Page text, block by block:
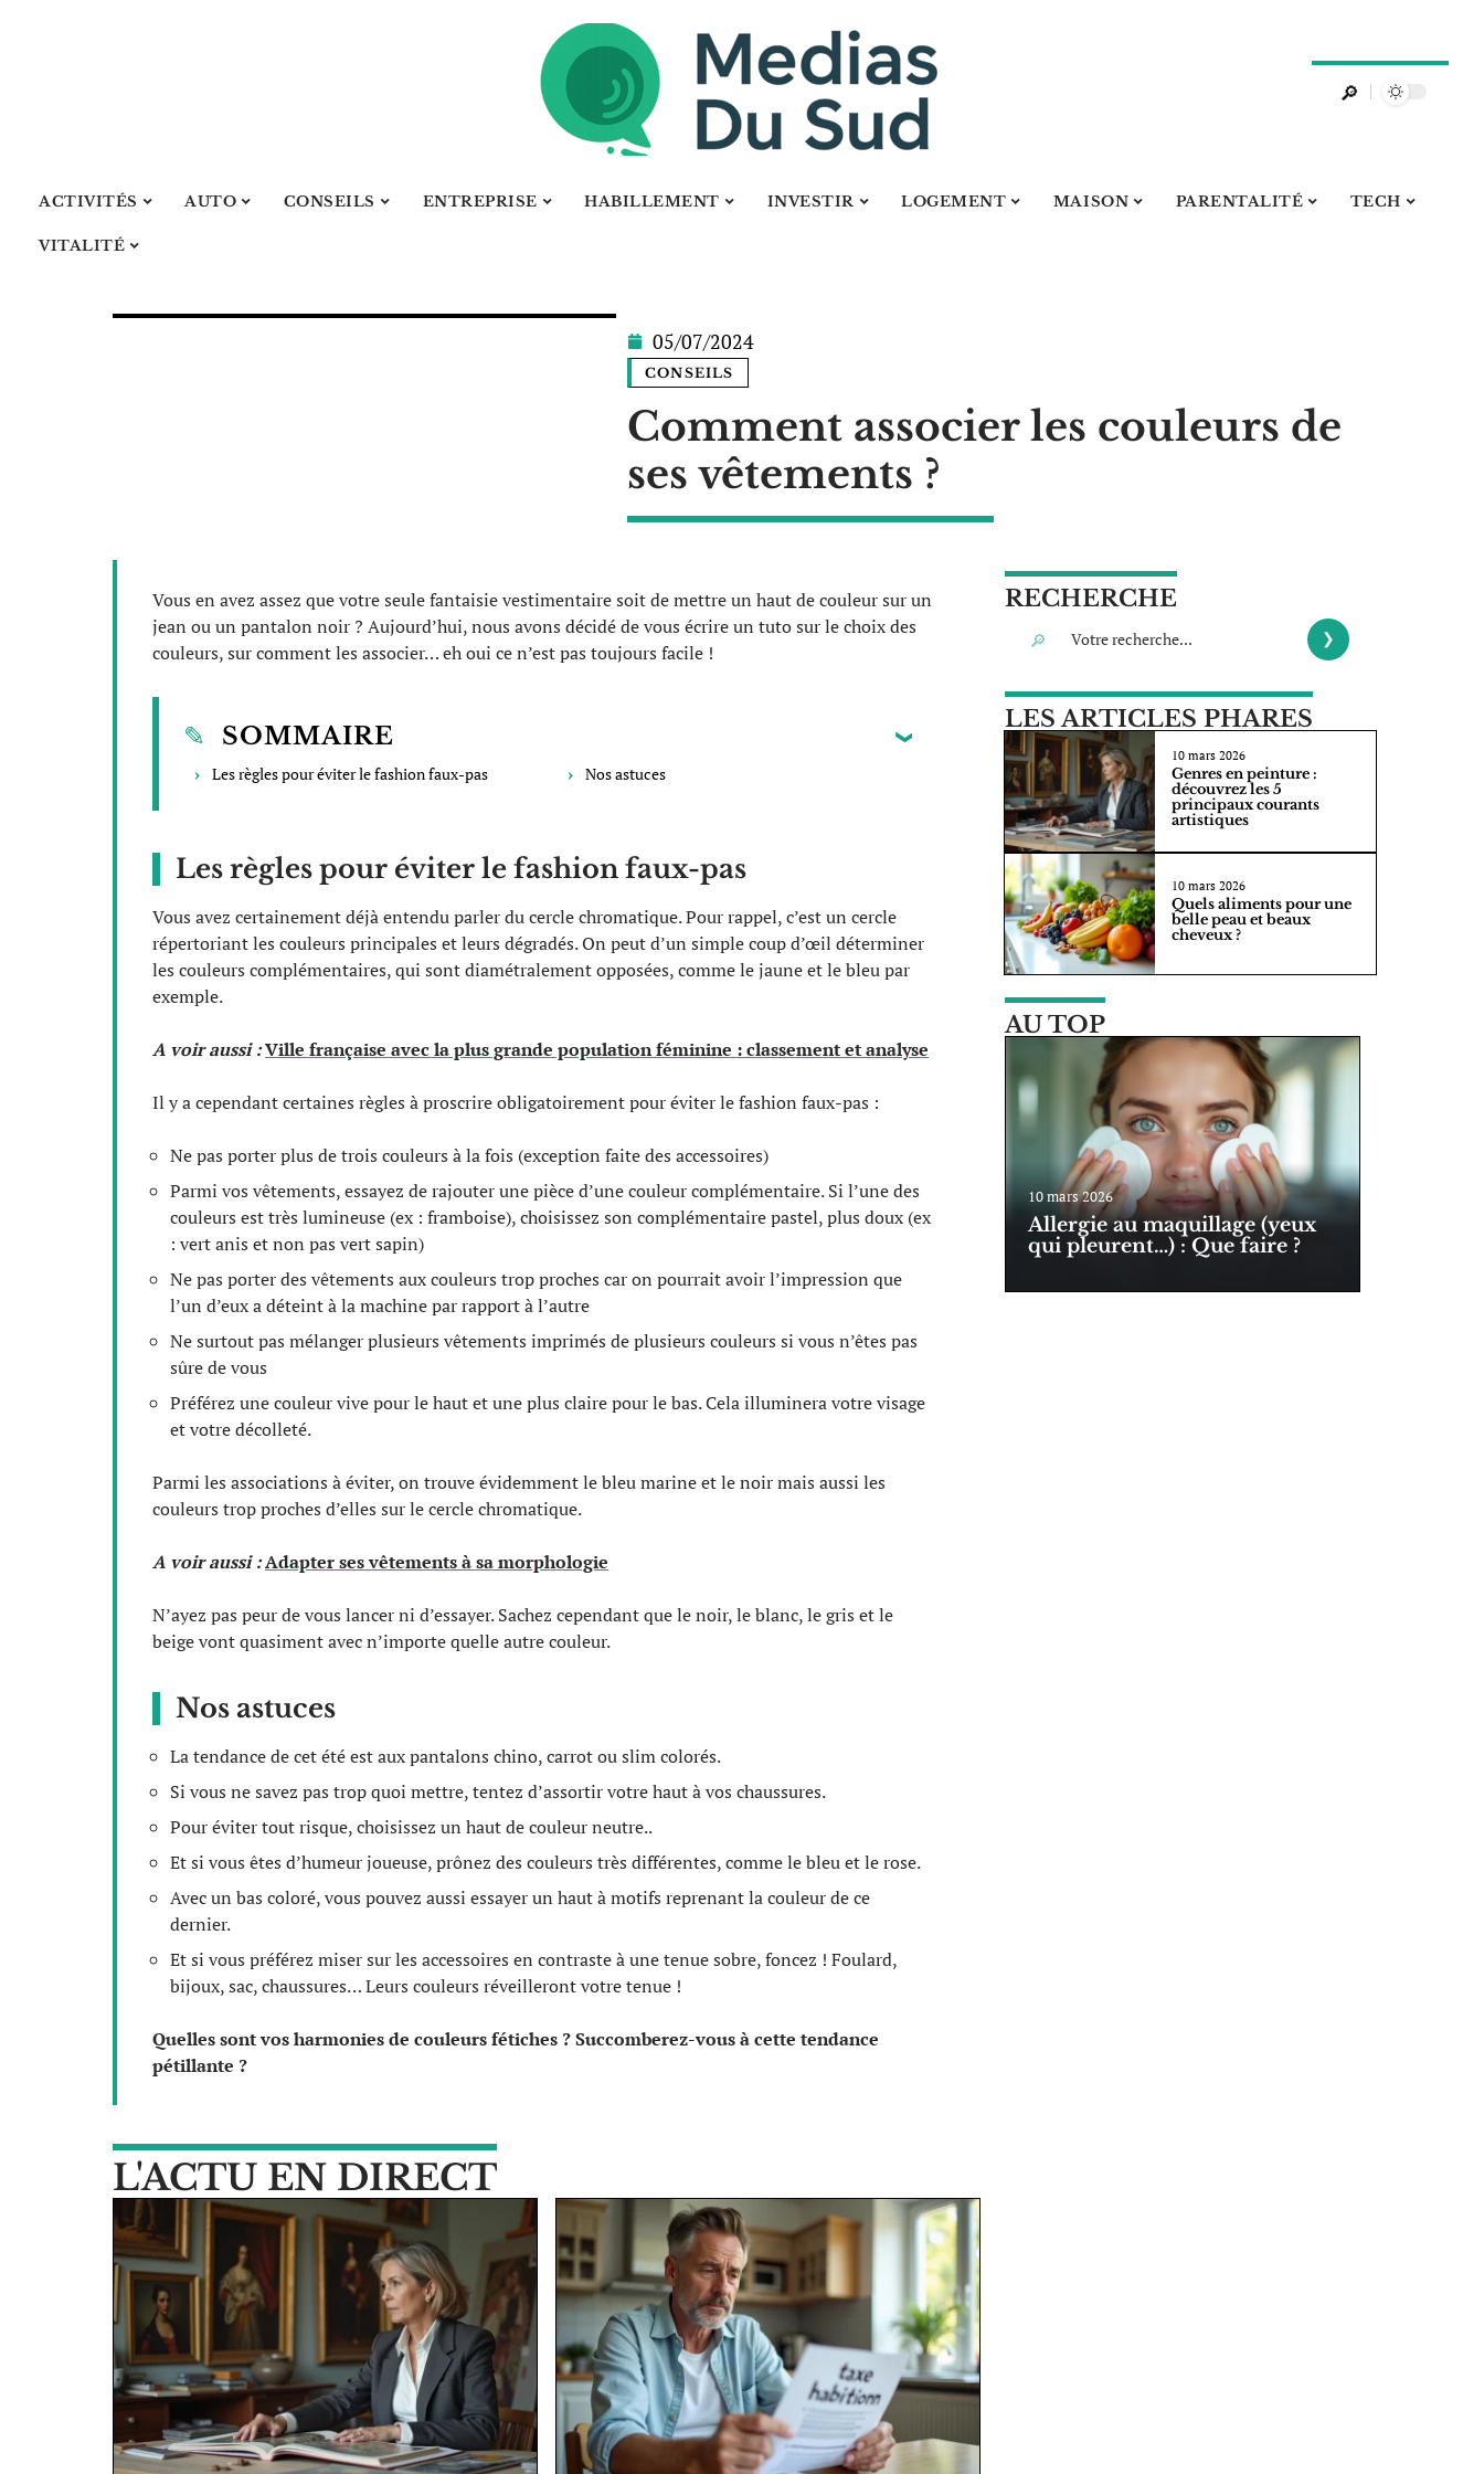
ACTIVITÉS AUTO CONSEILS ENTREPRISE HABILLEMENT INVESTIR LOGEMENT MAISON PARENTALITÉ TECH
VITALITÉ
05/07/2024
CONSEILS
Comment associer les couleurs de
ses vêtements ?
Vous en avez assez que votre seule fantaisie vestimentaire soit de mettre un haut de couleur sur un
jean ou un pantalon noir ? Aujourd’hui, nous avons décidé de vous écrire un tuto sur le choix des
couleurs, sur comment les associer… eh oui ce n’est pas toujours facile !
SOMMAIRE
Les règles pour éviter le fashion faux-pas Nos astuces
Les règles pour éviter le fashion faux-pas
Vous avez certainement déjà entendu parler du cercle chromatique. Pour rappel, c’est un cercle
répertoriant les couleurs principales et leurs dégradés. On peut d’un simple coup d’œil déterminer
les couleurs complémentaires, qui sont diamétralement opposées, comme le jaune et le bleu par
exemple.
A voir aussi :Ville française avec la plus grande population féminine : classement et analyse
Il y a cependant certaines règles à proscrire obligatoirement pour éviter le fashion faux-pas :
Ne pas porter plus de trois couleurs à la fois (exception faite des accessoires)
Parmi vos vêtements, essayez de rajouter une pièce d’une couleur complémentaire. Si l’une des
couleurs est très lumineuse (ex : framboise), choisissez son complémentaire pastel, plus doux (ex
: vert anis et non pas vert sapin)
Ne pas porter des vêtements aux couleurs trop proches car on pourrait avoir l’impression que
l’un d’eux a déteint à la machine par rapport à l’autre
Ne surtout pas mélanger plusieurs vêtements imprimés de plusieurs couleurs si vous n’êtes pas
sûre de vous
Préférez une couleur vive pour le haut et une plus claire pour le bas. Cela illuminera votre visage
et votre décolleté.
Parmi les associations à éviter, on trouve évidemment le bleu marine et le noir mais aussi les
couleurs trop proches d’elles sur le cercle chromatique.
A voir aussi :Adapter ses vêtements à sa morphologie
N’ayez pas peur de vous lancer ni d’essayer. Sachez cependant que le noir, le blanc, le gris et le
beige vont quasiment avec n’importe quelle autre couleur.
Nos astuces
La tendance de cet été est aux pantalons chino, carrot ou slim colorés.
Si vous ne savez pas trop quoi mettre, tentez d’assortir votre haut à vos chaussures.
Pour éviter tout risque, choisissez un haut de couleur neutre..
Et si vous êtes d’humeur joueuse, prônez des couleurs très différentes, comme le bleu et le rose.
Avec un bas coloré, vous pouvez aussi essayer un haut à motifs reprenant la couleur de ce
dernier.
Et si vous préférez miser sur les accessoires en contraste à une tenue sobre, foncez ! Foulard,
bijoux, sac, chaussures… Leurs couleurs réveilleront votre tenue !
Quelles sont vos harmonies de couleurs fétiches ? Succomberez-vous à cette tendance
pétillante ?
L'ACTU EN DIRECT
RECHERCHE
LES ARTICLES PHARES
10 mars 2026
Genres en peinture :
découvrez les 5
principaux courants
artistiques
10 mars 2026
Quels aliments pour une
belle peau et beaux
cheveux ?
AU TOP
10 mars 2026
Allergie au maquillage (yeux
qui pleurent…) : Que faire ?